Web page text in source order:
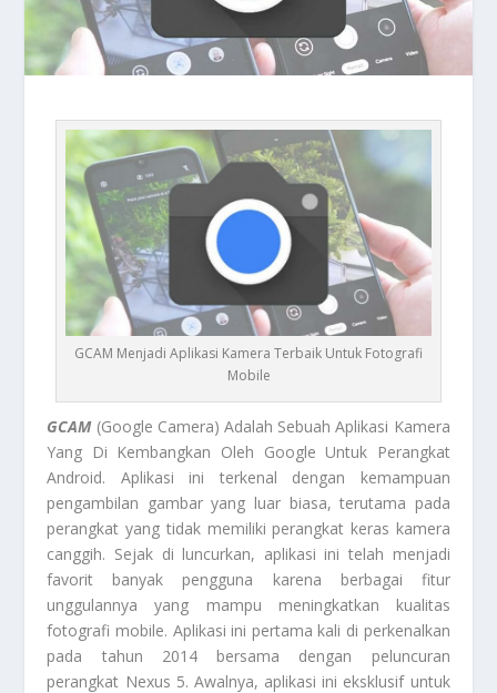
GCAM Menjadi Aplikasi Kamera Terbaik Untuk Fotografi
Mobile
GCAM (Google Camera) Adalah Sebuah Aplikasi Kamera
Yang Di Kembangkan Oleh Google Untuk Perangkat
Android. Aplikasi ini terkenal dengan kemampuan
pengambilan gambar yang luar biasa, terutama pada
perangkat yang tidak memiliki perangkat keras kamera
canggih. Sejak di luncurkan, aplikasi ini telah menjadi
favorit banyak pengguna karena berbagai fitur
unggulannya yang mampu meningkatkan kualitas
fotografi mobile. Aplikasi ini pertama kali di perkenalkan
pada tahun 2014 bersama dengan peluncuran
perangkat Nexus 5. Awalnya, aplikasi ini eksklusif untuk